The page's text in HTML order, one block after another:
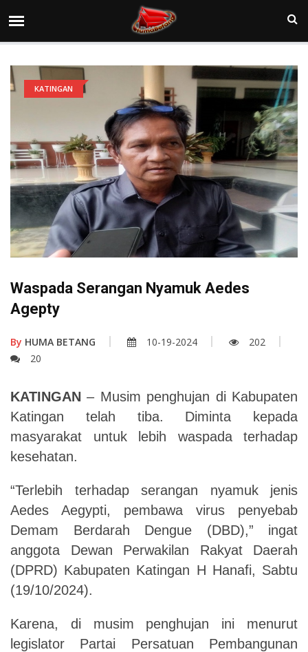
KATINGAN
Waspada Serangan Nyamuk Aedes
Agepty
By HUMA BETANG 10-19-2024
202
20
KATINGAN– Musim penghujan di Kabupaten
Katingan telah tiba. Diminta kepada
masyarakat
untuk lebih waspada
terhadap
kesehatan.
“Terlebih terhadap serangan nyamuk jenis
Aedes Aegypti, pembawa virus penyebab
Demam Berdarah Dengue (DBD),” ingat
anggota Dewan Perwakilan Rakyat Daerah
(DPRD) Kabupaten Katingan H Hanafi, Sabtu
(19/10/2024).
Karena, di musim penghujan ini
menurut
legislator
Partai Persatuan
Pembangunan